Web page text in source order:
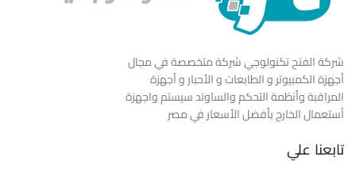
شركة الفتح تكنولوجي شركة متخصصة في مجال
أجهزة الكمبيوتر و الطابعات و الأحبار و أجهزة
المراقبة وأنظمة التحكم والساوند سيستم واجهزة
أستعمال الخارج بأفضل الأسعار في مصر
تابعنا علي